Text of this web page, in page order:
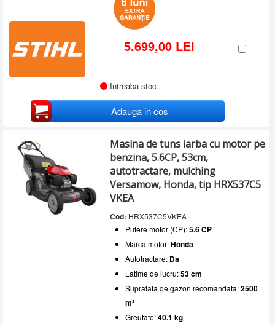
5.699,00 LEI
Intreaba stoc
Adauga in cos
Masina de tuns iarba cu motor pe
benzina, 5.6CP, 53cm,
autotractare, mulching
Versamow, Honda, tip HRX537C5
VKEA
Cod: HRX537C5VKEA
Putere motor (CP):5.6 CP
Marca motor:Honda
Autotractare: Da
Latime de lucru:53 cm
Suprafata de gazon recomandata:2500
m²
Greutate:40.1 kg